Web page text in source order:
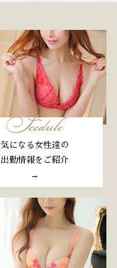
Scedule
気になる女性達の
出勤情報をご紹介
→